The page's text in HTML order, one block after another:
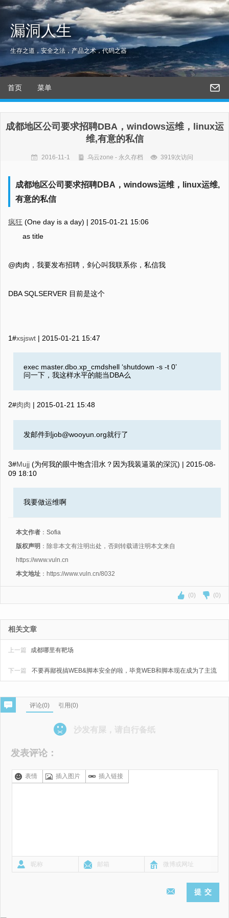
漏洞人生
生存之道，安全之法，产品之术，代码之器
首页 菜单
成都地区公司要求招聘DBA，windows运维，linux运
维,有意的私信
2016-11-1 乌云zone - 永久存档 3919次访问
成都地区公司要求招聘DBA，windows运维，linux运维,
有意的私信
疯狂 (One day is a day) | 2015-01-21 15:06
as title
@肉肉，我要发布招聘，剑心叫我联系你，私信我
DBA SQLSERVER 目前是这个
1#xsjswt | 2015-01-21 15:47
exec master.dbo.xp_cmdshell ‘shutdown -s -t 0’
问一下，我这样水平的能当DBA么
2#肉肉 | 2015-01-21 15:48
发邮件到job@wooyun.org就行了
3#Mujj (为何我的眼中饱含泪水？因为我装逼装的深沉) | 2015-08-
09 18:10
我要做运维啊
本文作者 ： Sofia
版权声明 ：除非本文有注明出处，否则转载请注明本文来自
https://www.vuln.cn
本文地址 ：https://www.vuln.cn/8032
(0) (0)
相关文章
上一篇 成都哪里有靶场
不要再鄙视搞WEB&脚本安全的啦，毕竟WEB和脚本现在成为了主流
下一篇
评论(0) 引用(0)
沙发有屎，请自行备纸
发表评论：
表情 插入图片 插入链接